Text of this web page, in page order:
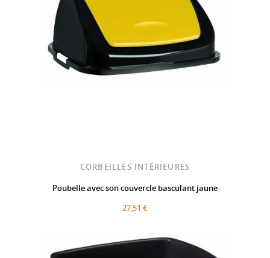
CORBEILLES INTÉRIEURES
Poubelle avec son couvercle basculant jaune
27,51 €